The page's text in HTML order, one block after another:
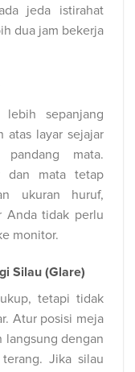
jeda istirahat
dua jam bekerja
lebih sepanjang
atas layar sejajar
mata.
dan mata tetap
ukuran huruf,
Anda tidak perlu
monitor.
Silau (Glare)
tetapi tidak
Atur posisi meja
langsung dengan
Jika silau